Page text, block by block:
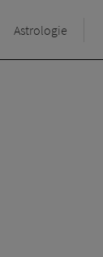
Astrologie